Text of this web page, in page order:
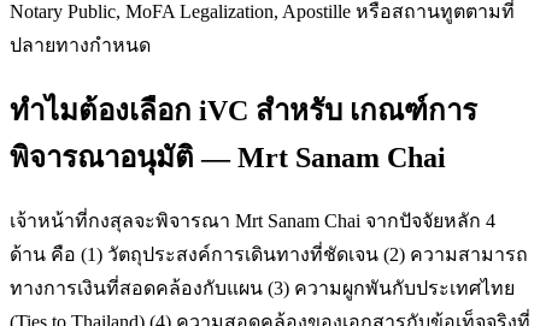
Notary Public, MoFA Legalization, Apostille หรือสถานทูตตามที่
ปลายทางกำหนด
ทำไมต้องเลือก iVC สำหรับ เกณฑ์การ
พิจารณาอนุมัติ — Mrt Sanam Chai
เจ้าหน้าที่กงสุลจะพิจารณา Mrt Sanam Chai จากปัจจัยหลัก 4
ด้าน คือ (1) วัตถุประสงค์การเดินทางที่ชัดเจน (2) ความสามารถ
ทางการเงินที่สอดคล้องกับแผน (3) ความผูกพันกับประเทศไทย